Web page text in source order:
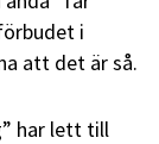
i
att det är så.
har lett till